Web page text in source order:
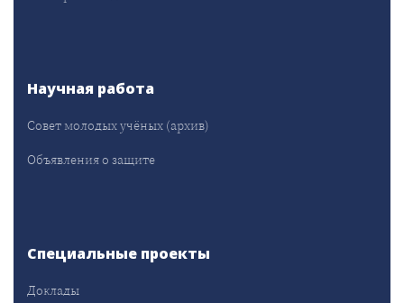
Научная работа
Совет молодых учёных (архив)
Объявления о защите
Специальные проекты
Доклады